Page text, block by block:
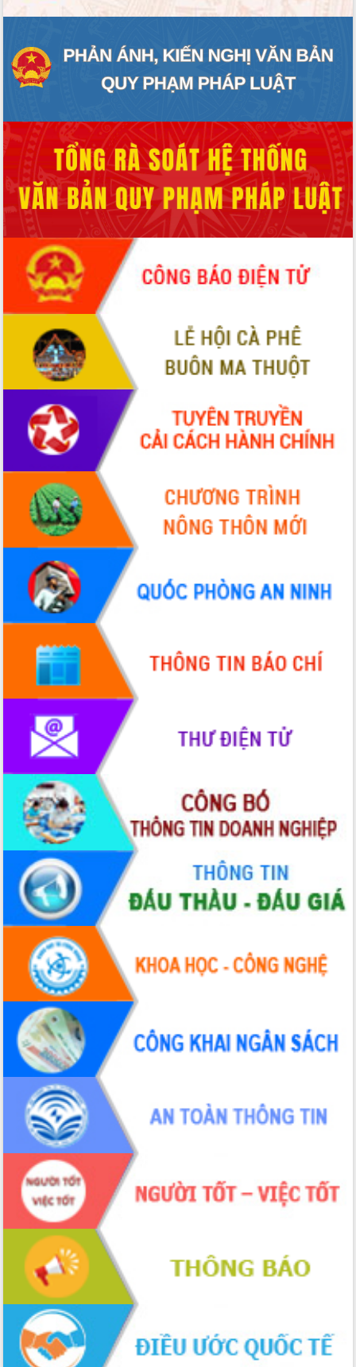
đai
trong hành trình chuyển đổi số tại Đắk
Lắk
Đắk Lắk nâng cao hiệu quả công tác
Đắk Lắk đẩy mạnh nuôi biển công
nghệ, hướng tới phát triển thủy sản
bền vững
Tập huấn nâng cao năng lực triển khai
chuyển đổi số cho cán bộ, công chức
cấp xã
Đắk Lắk phát động hưởng ứng Ngày
Quyền của người tiêu dùng Việt Nam
2026
Đẩy mạnh cải cách hành chính, quyết
tâm đạt được mục tiêu tăng trưởng
hai con số trong năm 2026
Tổ chức trang trọng Lễ hội Đền thờ
Lương Văn Chánh năm 2026
Phó Bí thư Tỉnh ủy Đắk Lắk Đỗ Hữu
Huy giữ chức Bí thư Đảng ủy Ủy Ban
Bệnh án điện tử thúc đẩy chuyển đổi
số y tế tại Đắk Lắk
Chuyển đổi số thư viện: Mở rộng
không gian tri thức trong thời đại số
Đánh giá, rút kinh nghiệm công tác tổ
chức diễn tập trước ngày bầu cử
Chương trình “Gặp gỡ hữu nghị –
Friendship Meeting New Year 2026”
Bầu cử Quốc hội và HĐND: Cử tri Đắk
Lắk gửi gắm niềm tin, kỳ vọng vào lá
phiếu
Đắk Lắk sẵn sàng các điều kiện cho
Ngày hội bầu cử đại biểu Quốc hội
khóa XVI và HĐND các cấp nhiệm kỳ
2026-2031
Đảm bảo cuộc bầu cử đại biểu Quốc
hội và đại biểu HĐND các cấp diễn ra
an toàn, hiệu quả, đúng quy định
Thủ tướng Chính phủ Phạm Minh Chính
kiểm tra, chỉ đạo hoàn thành các dự
án cao tốc và thăm khu tái định cư tại
Đắk Lắk
Sôi nổi Hội đua ngựa truyền thống Gò
Thì Thùng mừng Xuân Bính Ngọ 2026
Lãnh đạo tỉnh dâng hương tưởng niệm
tại Đập Đồng Cam đầu Xuân Bính Ngọ
Ngành nông nghiệp phấn đấu tăng
trưởng đạt 5,86% trong năm 2026
UBND tỉnh Đắk Lắk triển khai công tác
quốc phòng, quân sự địa phương năm
Đắk Lắk tập trung toàn lực khắc phục
tồn tại IUU, sẵn sàng làm việc với
Đoàn thanh tra EC
Chủ tịch UBND tỉnh Tạ Anh Tuấn thăm,
chúc mừng các bệnh viện nhân Ngày
Thầy thuốc Việt Nam
Rộn ràng lễ hội truyền thống Sông
nước Đà Nông lần thứ I năm 2026
Kỳ họp Chuyên đề lần thứ Năm, HĐND
tỉnh Đắk Lắk thông qua các nghị quyết
quan trọng
Thống nhất danh sách giới thiệu ứng
cử đại biểu Quốc hội khoá XVI và đại
biểu HĐND tỉnh Đắk Lắk, nhiệm kỳ
2026-2031
Phát động hai phong trào thi đua quan
trọng trong kỷ nguyên mới
Hội nghị lần thứ tư Ban Chỉ đạo công
tác bầu cử tỉnh Đắk Lắk
Hội nghị Báo cáo viên Trung ương
tháng 01/2026
Phó Thủ tướng Hồ Quốc Dũng đánh giá
cao kết quả Chiến dịch Quang Trung
tại Đắk Lắk